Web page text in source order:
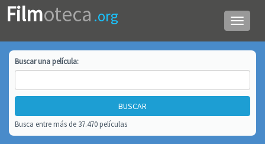
Menú
de
Filmoteca .org
Buscar unapelícula:
Busca entre más de 37.470 películas